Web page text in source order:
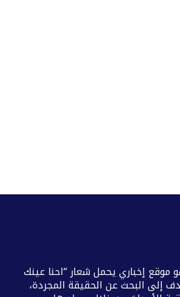
موقع إخباري يحمل شعار “احنا عينك
إلى البحث عن الحقيقة المجردة،